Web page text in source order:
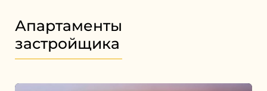
Апартаменты
застройщика